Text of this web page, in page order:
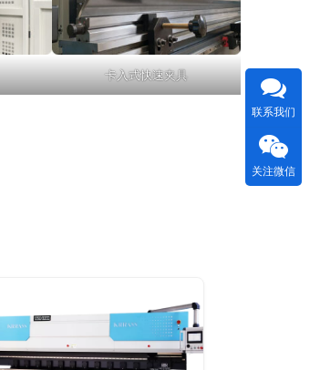
卡入式快速夹具
联系我们
关注微信